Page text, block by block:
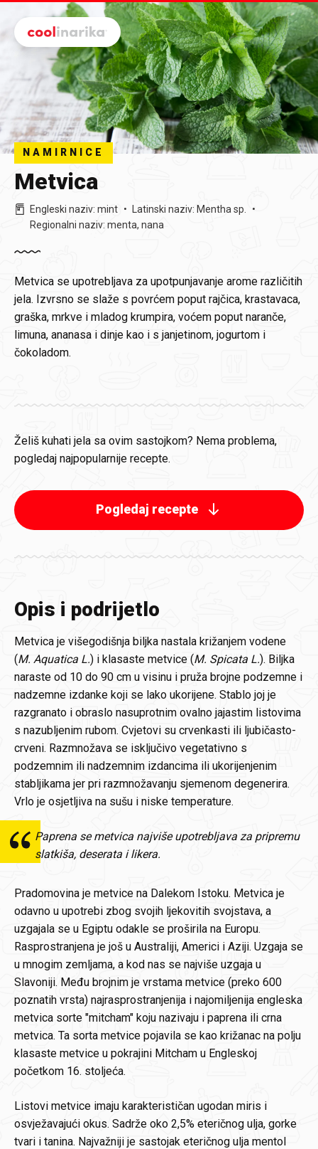
Preskoči na glavni sadržaj
NAMIRNICE
Metvica
Engleski naziv: mint Latinski naziv: Mentha sp.
Regionalni naziv: menta, nana
Metvica se upotrebljava za upotpunjavanje arome različitih
jela. Izvrsno se slaže s povrćem poput rajčica, krastavaca,
graška, mrkve i mladog krumpira, voćem poput naranče,
limuna, ananasa i dinje kao i s janjetinom, jogurtom i
čokoladom.
Želiš kuhati jela sa ovim sastojkom? Nema problema,
pogledaj najpopularnije recepte.
Pogledaj recepte
Opis i podrijetlo
Metvica je višegodišnja biljka nastala križanjem vodene
(M. Aquatica L.) i klasaste metvice (M. Spicata L.). Biljka
naraste od 10 do 90 cm u visinu i pruža brojne podzemne i
nadzemne izdanke koji se lako ukorijene. Stablo joj je
razgranato i obraslo nasuprotnim ovalno jajastim listovima
s nazubljenim rubom. Cvjetovi su crvenkasti ili ljubičasto-
crveni. Razmnožava se isključivo vegetativno s
podzemnim ili nadzemnim izdancima ili ukorijenjenim
stabljikama jer pri razmnožavanju sjemenom degenerira.
Vrlo je osjetljiva na sušu i niske temperature.
Paprena se metvica najviše upotrebljava za pripremu
slatkiša, deserata i likera.
Pradomovina je metvice na Dalekom Istoku. Metvica je
odavno u upotrebi zbog svojih ljekovitih svojstava, a
uzgajala se u Egiptu odakle se proširila na Europu.
Rasprostranjena je još u Australiji, Americi i Aziji. Uzgaja se
u mnogim zemljama, a kod nas se najviše uzgaja u
Slavoniji. Među brojnim je vrstama metvice (preko 600
poznatih vrsta) najrasprostranjenija i najomiljenija engleska
metvica sorte "mitcham" koju nazivaju i paprena ili crna
metvica. Ta sorta metvice pojavila se kao križanac na polju
klasaste metvice u pokrajini Mitcham u Engleskoj
početkom 16. stoljeća.
Listovi metvice imaju karakterističan ugodan miris i
osvježavajući okus. Sadrže oko 2,5% eteričnog ulja, gorke
tvari i tanina. Najvažniji je sastojak eteričnog ulja mentol